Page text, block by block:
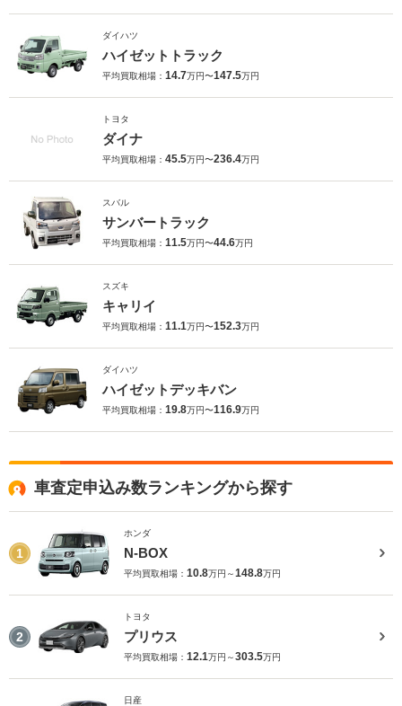
ダイハツ
ハイゼットトラック
平均買取相場： 14.7万円〜147.5万円
トヨタ
ダイナ
平均買取相場： 45.5万円〜236.4万円
スバル
サンバートラック
平均買取相場： 11.5万円〜44.6万円
スズキ
キャリイ
平均買取相場： 11.1万円〜152.3万円
ダイハツ
ハイゼットデッキバン
平均買取相場： 19.8万円〜116.9万円
車査定申込み数ランキングから探す
1
ホンダ
N-BOX
平均買取相場： 10.8万円～148.8万円
2
トヨタ
プリウス
平均買取相場： 12.1万円～303.5万円
日産